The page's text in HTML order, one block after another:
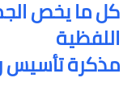
كل ما يخص
اللفظية
مذكرة تأسيس